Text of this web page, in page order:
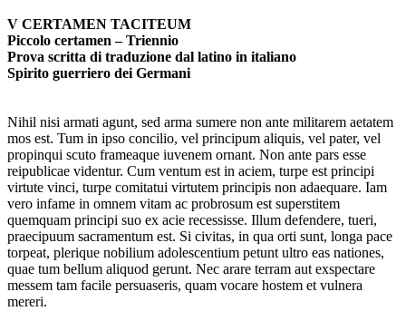
V CERTAMEN TACITEUM
Piccolo certamen – Triennio
Prova scritta di traduzione dal latino in italiano
Spirito guerriero dei Germani
Nihil nisi armati agunt, sed arma sumere non ante militarem aetatem
mos est. Tum in ipso concilio, vel principum aliquis, vel pater, vel
propinqui scuto frameaque iuvenem ornant. Non ante pars esse
reipublicae videntur. Cum ventum est in aciem, turpe est principi
virtute vinci, turpe comitatui virtutem principis non adaequare. Iam
vero infame in omnem vitam ac probrosum est superstitem
quemquam principi suo ex acie recessisse. Illum defendere, tueri,
praecipuum sacramentum est. Si civitas, in qua orti sunt, longa pace
torpeat, plerique nobilium adolescentium petunt ultro eas nationes,
quae tum bellum aliquod gerunt. Nec arare terram aut exspectare
messem tam facile persuaseris, quam vocare hostem et vulnera
mereri.